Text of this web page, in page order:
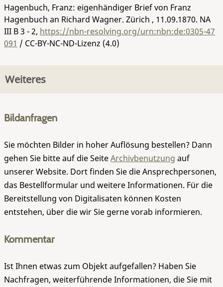
Hagenbuch, Franz: eigenhändiger Brief von Franz
Hagenbuch an Richard Wagner. Zürich , 11.09.1870. NA
III B 3 - 2, https://nbn-resolving.org/urn:nbn:de:0305-47
091 / CC-BY-NC-ND-Lizenz (4.0)
Weiteres
Bildanfragen
Sie möchten Bilder in hoher Auflösung bestellen? Dann
gehen Sie bitte auf die SeiteArchivbenutzung auf
unserer Website. Dort finden Sie die Ansprechpersonen,
das Bestellformular und weitere Informationen. Für die
Bereitstellung von Digitalisaten können Kosten
entstehen, über die wir Sie gerne vorab informieren.
Kommentar
Ist Ihnen etwas zum Objekt aufgefallen? Haben Sie
Nachfragen, weiterführende Informationen, die Sie mit